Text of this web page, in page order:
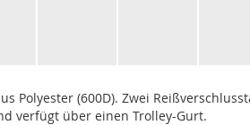
Polyester (600D). Zwei
verfügt über einen Trolley-Gurt.